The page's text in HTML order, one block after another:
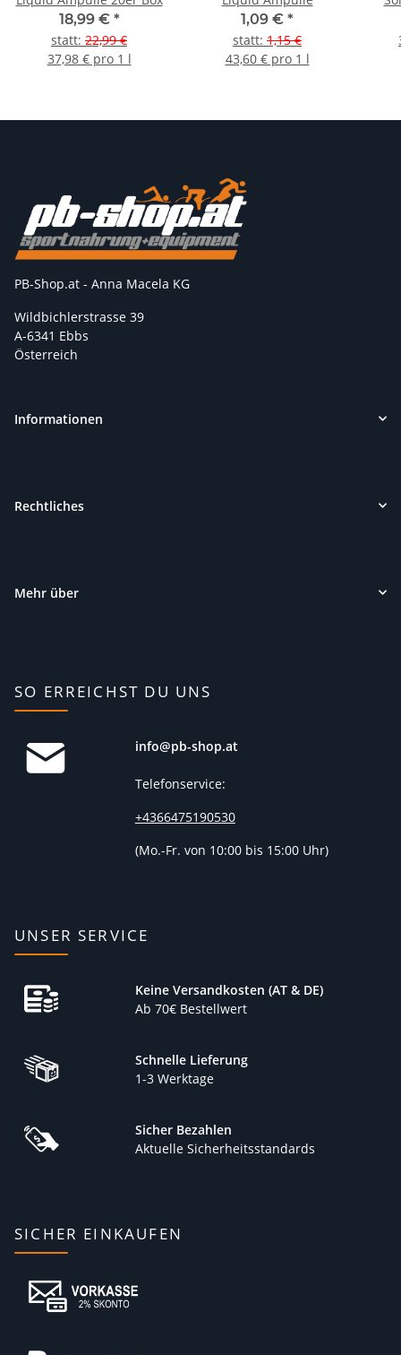
18,99 € *
statt: 22,99 €
37,98 € pro 1 l
1,09 € *
statt: 1,15 €
43,60 € pro 1 l
PB-Shop.at - Anna Macela KG
Wildbichlerstrasse 39
A-6341 Ebbs
Österreich
Informationen
Rechtliches
Mehr über
SO ERREICHST DU UNS
info@pb-shop.at
Telefonservice:
+4366475190530
(Mo.-Fr. von 10:00 bis 15:00 Uhr)
UNSER SERVICE
Keine Versandkosten (AT & DE)
Ab 70€ Bestellwert
Schnelle Lieferung
1-3 Werktage
Sicher Bezahlen
Aktuelle Sicherheitsstandards
SICHER EINKAUFEN